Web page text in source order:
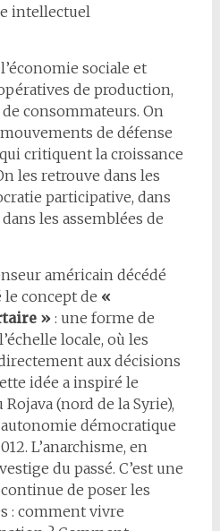
intellectuel
sociale et
de production,
consommateurs. On
de défense
critiquent la croissance
les retrouve dans les
participative, dans
les assemblées de
américain décédé
le concept de «
»: une forme de
locale, où les
aux décisions
idée a inspiré le
(nord de la Syrie),
démocratique
L’anarchisme, en
du passé. C’est une
de poser les
: comment vivre